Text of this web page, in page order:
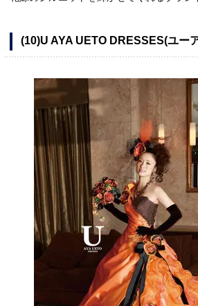
(10)U AYA UETO DRESSES(ユー